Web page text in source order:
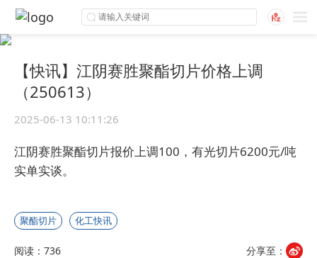
【快讯】江阴赛胜聚酯切片价格上调
（250613）
2025-06-13 10:11:26
江阴赛胜聚酯切片报价上调100，有光切片6200元/吨
实单实谈。
聚酯切片 化工快讯
阅读：736 分享至：